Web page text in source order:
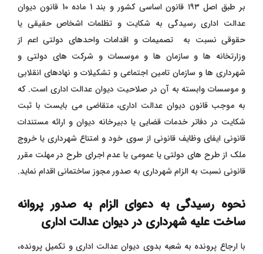
بر طبق اصل ۱۹۳ قانون اساسی کشور و بند 1 ماده 10 قانون دیوان
عدالت اداری رسیدگی به شکایت و تظلمات اشخاص حقیقی یا
حقوقی نسبت به تصمیمات و اقدامات واحدهای دولتی اعم از
وزارتخانه ها و سازمان ها و موسسات و شرکت های دولتی و
شهرداری ها و سازمان تامین اجتماعی و تشکیلات و نهادهای انقلابی
و موسسات وابسته به آن در صلاحیت دیوان عدالت اداری است. که
به موجب قانون دیوان عدالت اداری، متقاضی می بایست با ثبت
شکایت در دفاتر خدمات قضایی یا دبیرخانه دیوان و ارائه مستندات
قانونی ایفای وظایف قانونی از سوی خود و امتناع شهرداری یا خروج
ملک از طرح های دولتی یا عمومی یا عدم اجرای طرح در مهلت مقرر
قانونی نسبت به الزام شهرداری به صدور مجوز ساختمانی اقدام نماید.
نحوه رسیدگی به دعوای الزام به صدور پروانه
ساخت علیه شهرداری در دیوان عدالت اداری
با ارجاع پرونده به شعبه بدوی دیوان عدالت اداری و تکمیل پرونده،